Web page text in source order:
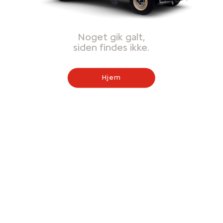
Noget gik galt,
siden findes ikke.
Hjem